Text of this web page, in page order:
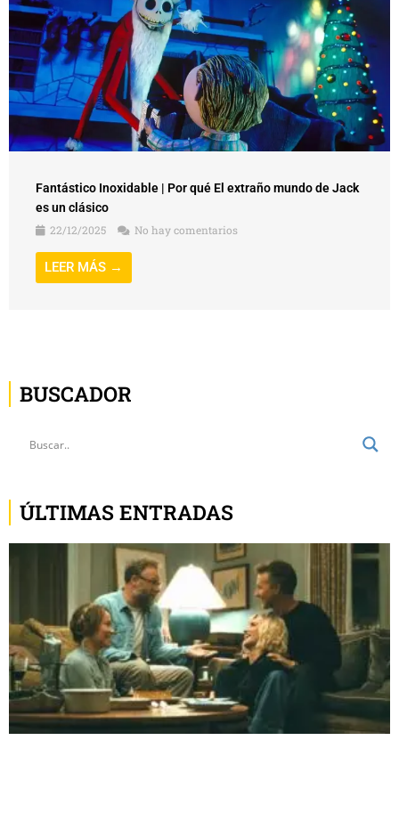
Fantástico Inoxidable | Por qué El extraño mundo de Jack
es un clásico
22/12/2025
No hay comentarios
LEER MÁS →
BUSCADOR
ÚLTIMAS ENTRADAS